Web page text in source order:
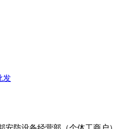
发